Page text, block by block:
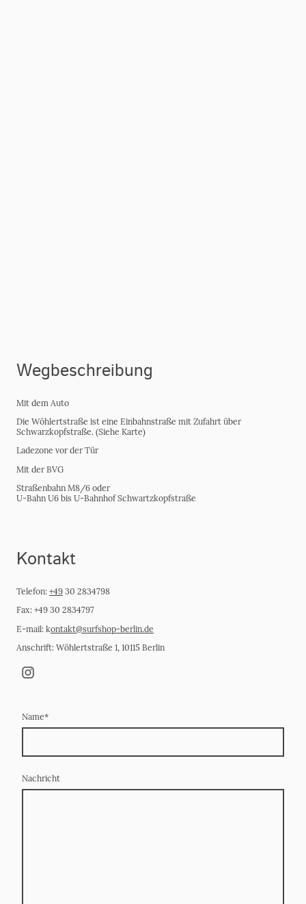
Wegbeschreibung
Mit dem Auto
Die Wöhlertstraße ist eine Einbahnstraße mit Zufahrt über
Schwarzkopfstraße. (Siehe Karte)
Ladezone vor der Tür
Mit der BVG
Straßenbahn M8/6 oder
U-Bahn U6 bis U-Bahnhof Schwartzkopfstraße
Kontakt
Telefon: +49 30 2834798
Fax: +49 30 2834797
E-mail: kontakt@surfshop-berlin.de
Anschrift: Wöhlertstraße 1, 10115 Berlin
Name*
Nachricht